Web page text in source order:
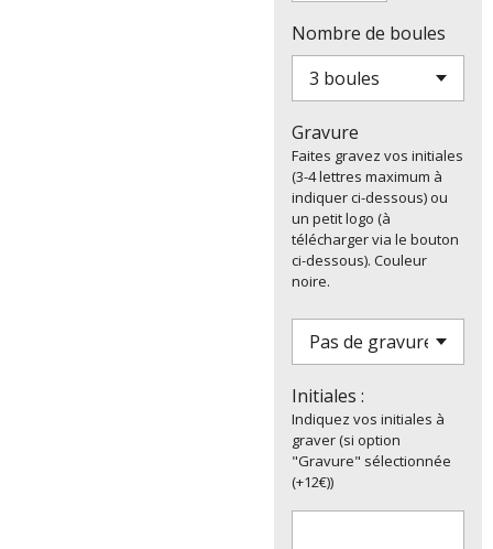
Nombre de boules
Gravure
Faites gravez vos initiales
(3-4 lettres maximum à
indiquer ci-dessous) ou
un petit logo (à
télécharger via le bouton
ci-dessous). Couleur
noire.
Initiales :
Indiquez vos initiales à
graver (si option
"Gravure" sélectionnée
(+12€))